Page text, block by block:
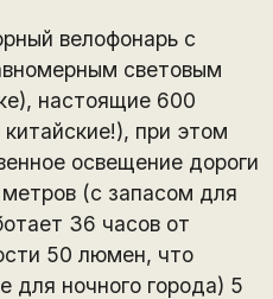
велофонарь с
световым
настоящие 600
при этом
освещение дороги
(с запасом для
36 часов от
50 люмен, что
для ночного города) 5